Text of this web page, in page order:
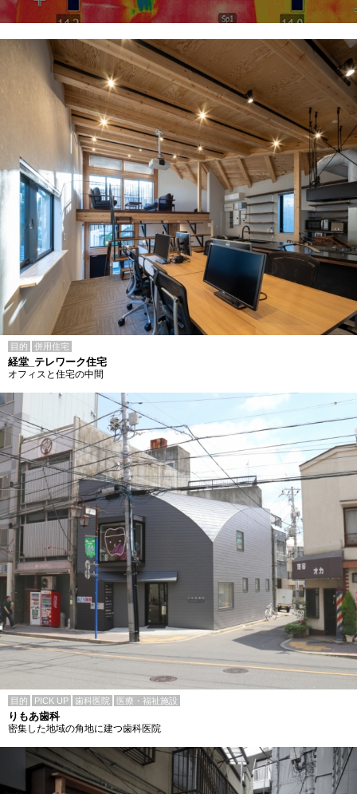
目的 併用住宅
経堂_テレワーク住宅
オフィスと住宅の中間
目的 PICK UP 歯科医院 医療・福祉施設
りもあ歯科
密集した地域の角地に建つ歯科医院